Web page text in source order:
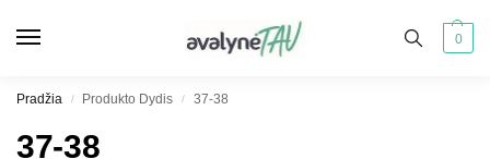
0
Pradžia / Produkto Dydis / 37-38
37-38